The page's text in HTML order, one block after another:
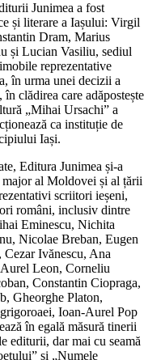
Junimea a fost
și literare a Iașului: Virgil
Dram, Marius
și Lucian Vasiliu, sediul
reprezentative
în urma unei decizii a
clădirea care adăpostește
„Mihai Ursachi” a
ca instituție de
Iași.
Editura Junimea și-a
major al Moldovei și al țării
scriitori ieșeni,
români, inclusiv dintre
Eminescu, Nichita
Nicolae Breban, Eugen
Ivănescu, Ana
Leon, Corneliu
Constantin Ciopraga,
Gheorghe Platon,
Ioan-Aurel Pop
în egală măsură tinerii
editurii, dar mai cu seamă
și „Numele